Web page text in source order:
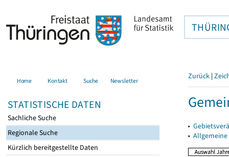
Home Kontakt Suche Newsletter
STATISTISCHE DATEN
Sachliche Suche
Regionale Suche
Kürzlich bereitgestellte Daten
Zurück |
▸
▸